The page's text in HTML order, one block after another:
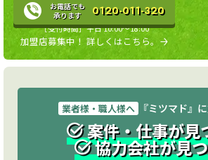
お電話でも
承ります
0120-011-320
［受付時間］平日 10:00〜18:00
加盟店募集中！ 詳しくはこちら。
業者様・職人様へ 『ミツマド』
案件・仕事が見
協力会社が見